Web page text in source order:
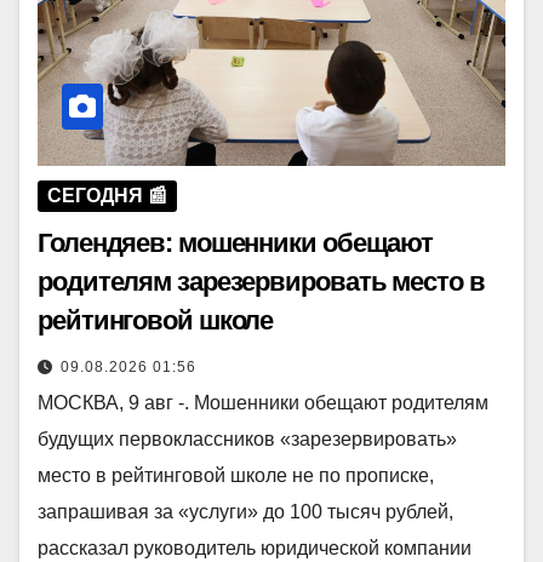
СЕГОДНЯ 📰
Голендяев: мошенники обещают
родителям зарезервировать место в
рейтинговой школе
09.08.2026 01:56
МОСКВА, 9 авг -. Мошенники обещают родителям
будущих первоклассников «зарезервировать»
место в рейтинговой школе не по прописке,
запрашивая за «услуги» до 100 тысяч рублей,
рассказал руководитель юридической компании